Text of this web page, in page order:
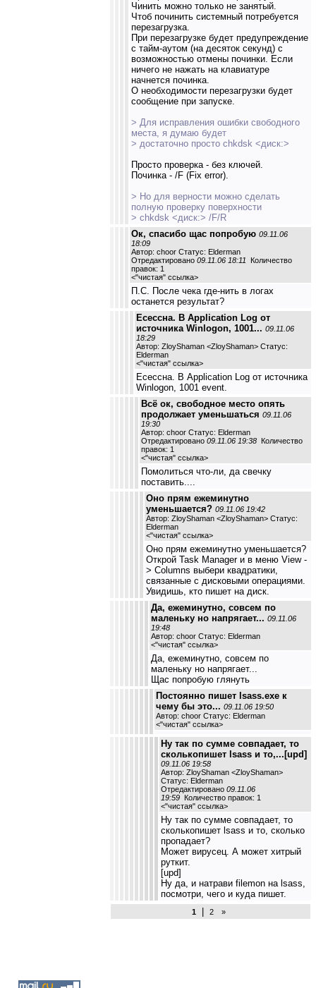
Чинить можно только не занятый.
Чтоб починить системный потребуется
перезагрузка.
При перезагрузке будет предупреждение
с тайм-аутом (на десяток секунд) с
возможностью отмены починки. Если
ничего не нажать на клавиатуре
начнется починка.
О необходимости перезагрузки будет
сообщение при запуске.
> Для исправления ошибки свободного
места, я думаю будет
> достаточно просто chkdsk <диск:>
Просто проверка - без ключей.
Починка - /F (Fix error).
> Но для верности можно сделать
полную проверку поверхности
> chkdsk <диск:> /F/R
Ок, спасибо щас попробую 09.11.06
18:09
Автор: choor Статус: Elderman
Отредактировано 09.11.06 18:11 Количество
правок: 1
<"чистая" ссылка>
П.С. После чека где-нить в логах
останется результат?
Есессна. В Application Log от
источника Winlogon, 1001... 09.11.06
18:29
Автор: ZloyShaman <ZloyShaman> Статус:
Elderman
<"чистая" ссылка>
Есессна. В Application Log от источника
Winlogon, 1001 event.
Всё ок, свободное место опять
продолжает уменьшаться 09.11.06
19:30
Автор: choor Статус: Elderman
Отредактировано 09.11.06 19:38 Количество
правок: 1
<"чистая" ссылка>
Помолиться что-ли, да свечку
поставить....
Оно прям ежеминутно
уменьшается? 09.11.06 19:42
Автор: ZloyShaman <ZloyShaman> Статус:
Elderman
<"чистая" ссылка>
Оно прям ежеминутно уменьшается?
Открой Task Manager и в меню View -
> Columns выбери квадратики,
связанные с дисковыми операциями.
Увидишь, кто пишет на диск.
Да, ежеминутно, совсем по
маленьку но напрягает... 09.11.06
19:48
Автор: choor Статус: Elderman
<"чистая" ссылка>
Да, ежеминутно, совсем по
маленьку но напрягает...
Щас попробую глянуть
Постоянно пишет lsass.exe к
чему бы это... 09.11.06 19:50
Автор: choor Статус: Elderman
<"чистая" ссылка>
Ну так по сумме совпадает, то
сколькопишет lsass и то,...[upd]
09.11.06 19:58
Автор: ZloyShaman <ZloyShaman>
Статус: Elderman
Отредактировано 09.11.06
19:59 Количество правок: 1
<"чистая" ссылка>
Ну так по сумме совпадает, то
сколькопишет lsass и то, сколько
пропадает?
Может вирусец. А может хитрый
руткит.
[upd]
Ну да, и натрави filemon на lsass,
посмотри, чего и куда пишет.
1| 2 »